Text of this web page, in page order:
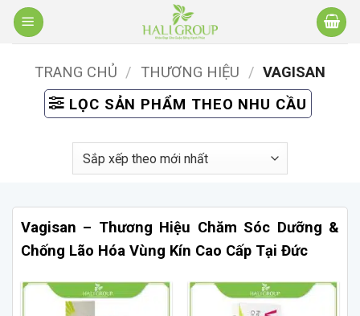
Bỏ
qua
TRANG CHỦ / THƯƠNG HIỆU / VAGISAN
LỌC SẢN PHẨM THEO NHU CẦU
Vagisan – Thương Hiệu Chăm Sóc Dưỡng &
Chống Lão Hóa Vùng Kín Cao Cấp Tại Đức